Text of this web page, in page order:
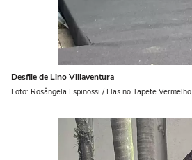
Desfile de Lino Villaventura
Foto: Rosângela Espinossi / Elas no Tapete Vermelho